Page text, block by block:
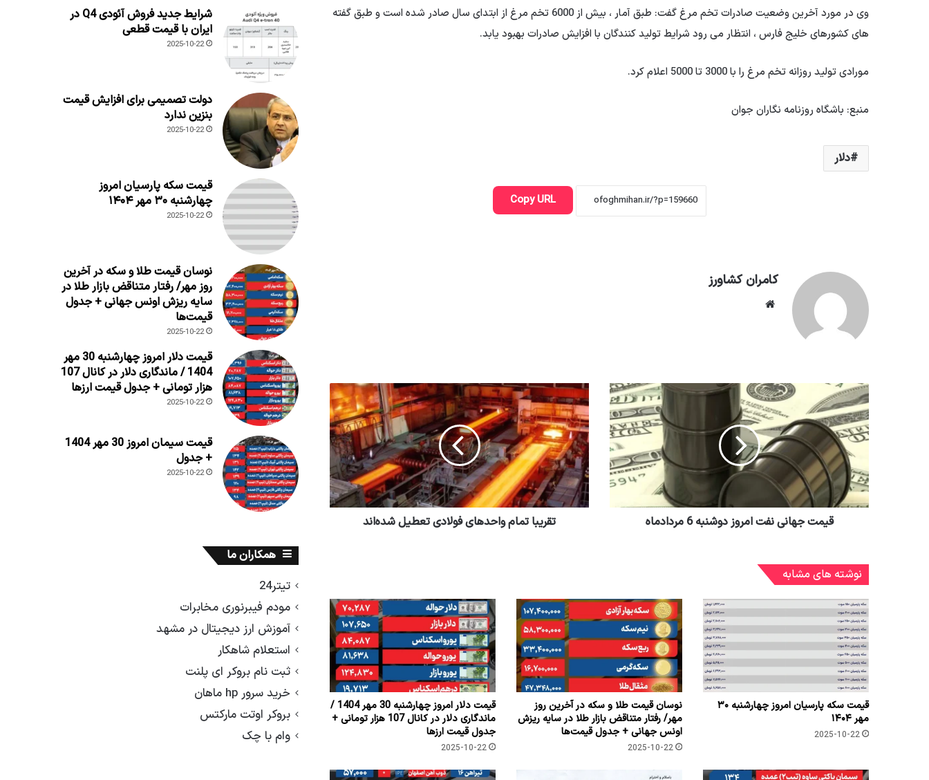
وی در مورد آخرین وضعیت صادرات تخم مرغ گفت: طبق آمار ، بیش از 6000 تخم مرغ از ابتدای سال صادر شده است و طبق گفته
های کشورهای خلیج فارس ، انتظار می رود شرایط تولید کنندگان با افزایش صادرات بهبود یابد.
مورادی تولید روزانه تخم مرغ را با 3000 تا 5000 اعلام کرد.
منبع: باشگاه روزنامه نگاران جوان
دلار
Copy URL
کامران کشاورز
قیمت جهانی نفت امروز دوشنبه 6 مردادماه تقریبا تمام واحدهای فولادی تعطیل شده‌اند
نوشته های مشابه
قیمت سکه پارسیان امروز چهارشنبه ۳۰
مهر ۱۴۰۴
2025-10-22
نوسان قیمت طلا و سکه در آخرین روز
مهر/ رفتار متناقض بازار طلا در سایه ریزش
اونس جهانی + جدول قیمت‌ها
2025-10-22
قیمت دلار امروز چهارشنبه 30 مهر 1404 /
ماندگاری دلار در کانال 107 هزار تومانی +
جدول قیمت ارزها
2025-10-22
شرایط جدید فروش آئودی Q4 در
ایران با قیمت قطعی
2025-10-22
دولت تصمیمی برای افزایش قیمت
بنزین ندارد
2025-10-22
قیمت سکه پارسیان امروز
چهارشنبه ۳۰ مهر ۱۴۰۴
2025-10-22
نوسان قیمت طلا و سکه در آخرین
روز مهر/ رفتار متناقض بازار طلا در
سایه ریزش اونس جهانی + جدول
قیمت‌ها
2025-10-22
قیمت دلار امروز چهارشنبه 30 مهر
1404 / ماندگاری دلار در کانال 107
هزار تومانی + جدول قیمت ارزها
2025-10-22
قیمت سیمان امروز 30 مهر 1404
+ جدول
2025-10-22
همکاران ما
تیتر24
مودم فیبرنوری مخابرات
آموزش ارز دیجیتال در مشهد
استعلام شاهکار
ثبت نام بروکر ای پلنت
خرید سرور hp ماهان
بروکر اوتت مارکتس
وام با چک